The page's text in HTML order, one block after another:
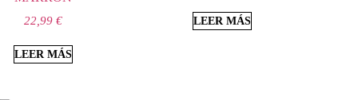
22,99 €
LEER MÁS
LEER MÁS